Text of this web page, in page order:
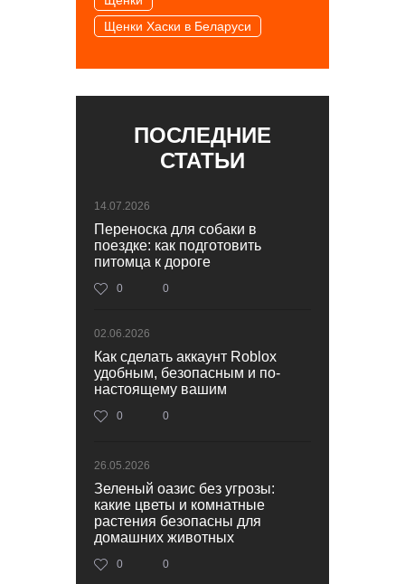
Щенки Хаски в Беларуси
ПОСЛЕДНИЕ
СТАТЬИ
14.07.2026
Переноска для собаки в
поездке: как подготовить
питомца к дороге
0 0
02.06.2026
Как сделать аккаунт Roblox
удобным, безопасным и по-
настоящему вашим
0 0
26.05.2026
Зеленый оазис без угрозы:
какие цветы и комнатные
растения безопасны для
домашних животных
0 0